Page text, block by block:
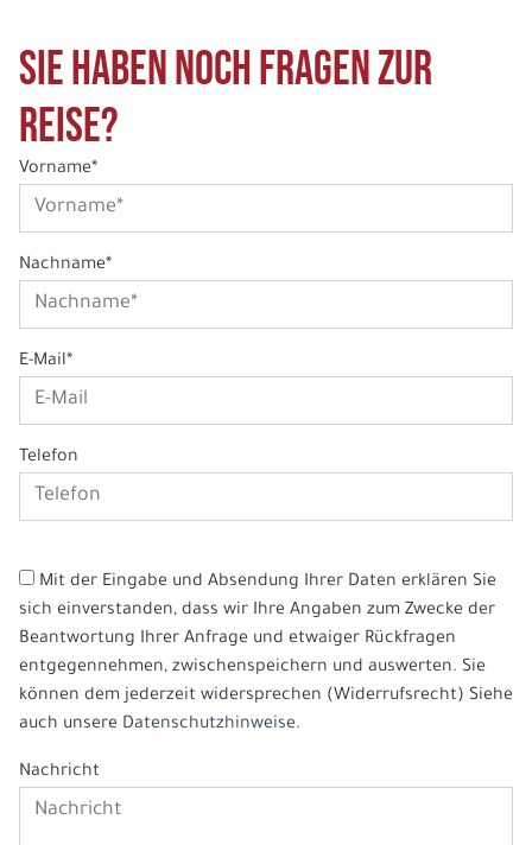
Sie haben noch Fragen zur
Reise?
Vorname*
Nachname*
E-Mail*
Telefon
Mit der Eingabe und Absendung Ihrer Daten erklären Sie
sich einverstanden, dass wir Ihre Angaben zum Zwecke der
Beantwortung Ihrer Anfrage und etwaiger Rückfragen
entgegennehmen, zwischenspeichern und auswerten. Sie
können dem jederzeit widersprechen (Widerrufsrecht) Siehe
auch unsere Datenschutzhinweise.
Nachricht